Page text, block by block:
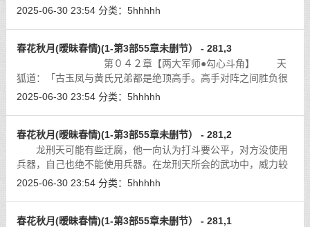
知有多少英雄豪杰折于美人腰下。天下间的美是没有极致的，美
2025-06-30 23:54 分类： 5hhhhh
春花秋月(暧昧春情)(1-第3部55章未删节） - 281,3
第０４２章【两大军师●勾心斗角】 天
狐道：「古玉凤与黄氏兄弟都是绝顶高手。高手对阵之间胜负很
难预料，阴氏双魔两人联手虽功力高于古玉凤，但谁又说得定古
2025-06-30 23:54 分类： 5hhhhh
春花秋月(暧昧春情)(1-第3部55章未删节） - 281,2
龙刑天可能有些迂腐，他一向认为打斗要公平，对方没使用
兵器，自己也绝不能使用兵器。在龙刑天所会的武功中，威力较
大的就只有龙阳神功与霸王神枪。龙阳神功得于千古奇书《天地
2025-06-30 23:54 分类： 5hhhhh
春花秋月(暧昧春情)(1-第3部55章未删节） - 281,1